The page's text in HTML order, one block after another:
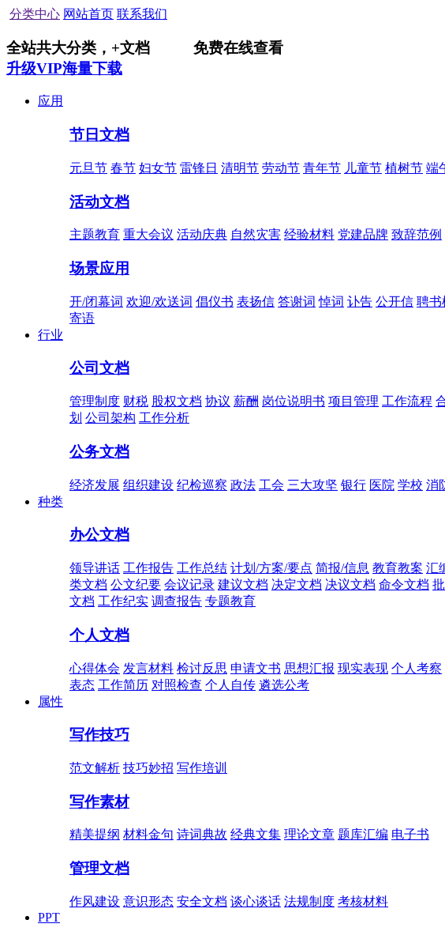
分类中心 网站首页 联系我们
全站共大分类， +文档
免费在线查看
升级VIP海量下载
应用
节日文档
元旦节 春节 妇女节 雷锋日 清明节 劳动节 青年节 儿童节 植树节 端
活动文档
主题教育 重大会议 活动庆典 自然灾害 经验材料 党建品牌 致辞范例
场景应用
开/闭幕词 欢迎/欢送词 倡仪书 表扬信 答谢词 悼词 讣告 公开信 聘书
寄语
行业
公司文档
管理制度 财税 股权文档 协议 薪酬 岗位说明书 项目管理 工作流程
划 公司架构 工作分析
公务文档
经济发展 组织建设 纪检巡察 政法 工会 三大攻坚 银行 医院 学校 消
种类
办公文档
领导讲话 工作报告 工作总结 计划/方案/要点 简报/信息 教育教案 汇
类文档 公文纪要 会议记录 建议文档 决定文档 决议文档 命令文档
文档 工作纪实 调查报告 专题教育
个人文档
心得体会 发言材料 检讨反思 申请文书 思想汇报 现实表现 个人考察
表态 工作简历 对照检查 个人自传 遴选公考
属性
写作技巧
范文解析 技巧妙招 写作培训
写作素材
精美提纲 材料金句 诗词典故 经典文集 理论文章 题库汇编 电子书
管理文档
作风建设 意识形态 安全文档 谈心谈话 法规制度 考核材料
PPT